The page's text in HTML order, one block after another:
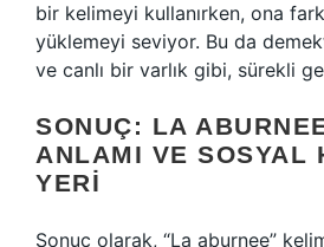
bir kelimeyi kullanırken, ona
yüklemeyi seviyor. Bu da
ve canlı bir varlık gibi, sürekli
SONUÇ: LA
ANLAMI VE SOSYAL
YERI
Sonuç olarak, “La aburnee”